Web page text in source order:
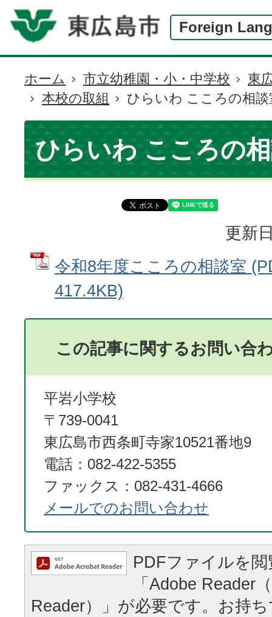
Foreign
現
在
の
位
置
ホーム 市立幼稚園・小・中学校
東
本校の取組
ひらいわ こころの相談
ひらいわ こころの
更新
令和8年度こころの相談室
417.4KB)
この記事に関するお問い合
平岩小学校
〒739-0041
東広島市西条町寺家10521番地9
電話：082-422-5355
ファックス：082-431-4666
メールでのお問い合わせ
PDFファイルを
「Adobe Reader
Reader）」が必要です。お持